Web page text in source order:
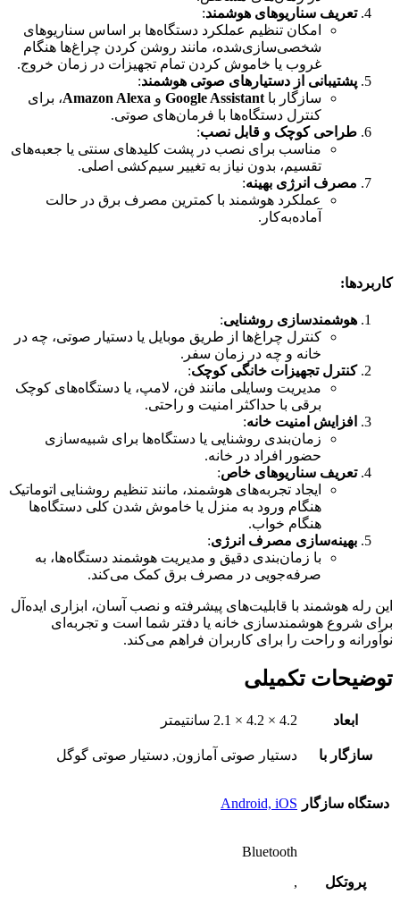
تعریف سناریوهای هوشمند:
امکان تنظیم عملکرد دستگاه‌ها بر اساس سناریوهای
شخصی‌سازی‌شده، مانند روشن کردن چراغ‌ها هنگام
غروب یا خاموش کردن تمام تجهیزات در زمان خروج.
پشتیبانی از دستیارهای صوتی هوشمند:
سازگار با Google Assistant و Amazon Alexa، برای
کنترل دستگاه‌ها با فرمان‌های صوتی.
طراحی کوچک و قابل نصب:
مناسب برای نصب در پشت کلیدهای سنتی یا جعبه‌های
تقسیم، بدون نیاز به تغییر سیم‌کشی اصلی.
مصرف انرژی بهینه:
عملکرد هوشمند با کمترین مصرف برق در حالت
آماده‌به‌کار.
کاربردها:
هوشمندسازی روشنایی:
کنترل چراغ‌ها از طریق موبایل یا دستیار صوتی، چه در
خانه و چه در زمان سفر.
کنترل تجهیزات خانگی کوچک:
مدیریت وسایلی مانند فن، لامپ، یا دستگاه‌های کوچک
برقی با حداکثر امنیت و راحتی.
افزایش امنیت خانه:
زمان‌بندی روشنایی یا دستگاه‌ها برای شبیه‌سازی
حضور افراد در خانه.
تعریف سناریوهای خاص:
ایجاد تجربه‌های هوشمند، مانند تنظیم روشنایی اتوماتیک
هنگام ورود به منزل یا خاموش شدن کلی دستگاه‌ها
هنگام خواب.
بهینه‌سازی مصرف انرژی:
با زمان‌بندی دقیق و مدیریت هوشمند دستگاه‌ها، به
صرفه‌جویی در مصرف برق کمک می‌کند.
این رله هوشمند با قابلیت‌های پیشرفته و نصب آسان، ابزاری ایده‌آل
برای شروع هوشمندسازی خانه یا دفتر شما است و تجربه‌ای
نوآورانه و راحت را برای کاربران فراهم می‌کند.
توضیحات تکمیلی
ابعاد 4.2 × 4.2 × 2.1 سانتیمتر
سازگار با دستیار صوتی آمازون, دستیار صوتی گوگل
دستگاه‌ سازگار Android, iOS
پروتکل
Bluetooth
,